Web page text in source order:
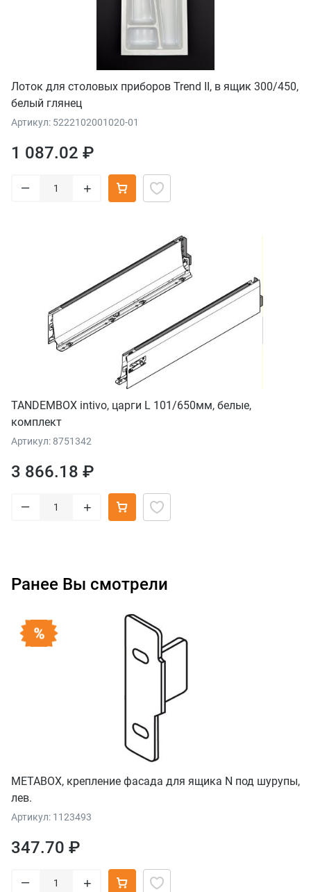
Лоток для столовых приборов Trend II, в ящик 300/450,
белый глянец
Артикул: 5222102001020-01
1 087.02 ₽
– +
TANDEMBOX intivo, царги L 101/650мм, белые,
комплект
Артикул: 8751342
3 866.18 ₽
– +
Ранее Вы смотрели
METABOX, крепление фасада для ящика N под шурупы,
лев.
Артикул: 1123493
347.70 ₽
– +